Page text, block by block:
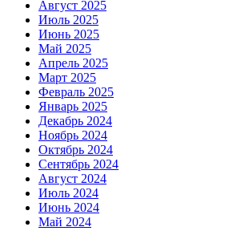
Август 2025
Июль 2025
Июнь 2025
Май 2025
Апрель 2025
Март 2025
Февраль 2025
Январь 2025
Декабрь 2024
Ноябрь 2024
Октябрь 2024
Сентябрь 2024
Август 2024
Июль 2024
Июнь 2024
Май 2024